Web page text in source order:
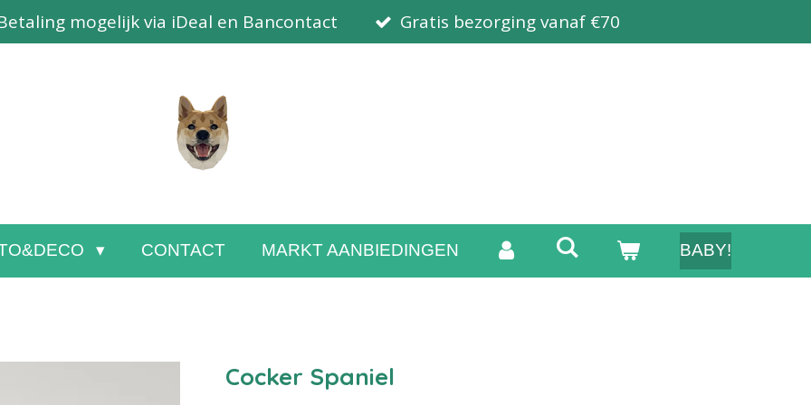
mogelijk via iDeal en Bancontact Gratis bezorging vanaf €70
CONTACT MARKT AANBIEDINGEN BABY!
Cocker Spaniel